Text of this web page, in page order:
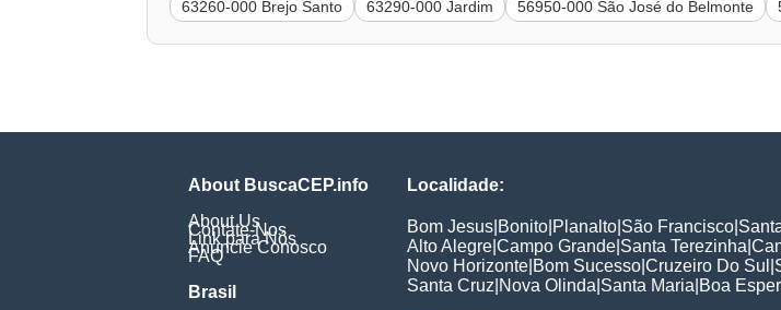
63260-000 Brejo Santo 63290-000 Jardim 56950-000 São José do Belmonte
About BuscaCEP.info
About Us
Contate-Nos
Link para Nós
Anuncie Conosco
FAQ
Brasil
Localidade:
Bom Jesus Bonito Planalto São Francisco
Alto Alegre Campo Grande Santa Terezinha
Novo Horizonte Bom Sucesso Cruzeiro Do Sul
Santa Cruz Nova Olinda Santa Maria Boa